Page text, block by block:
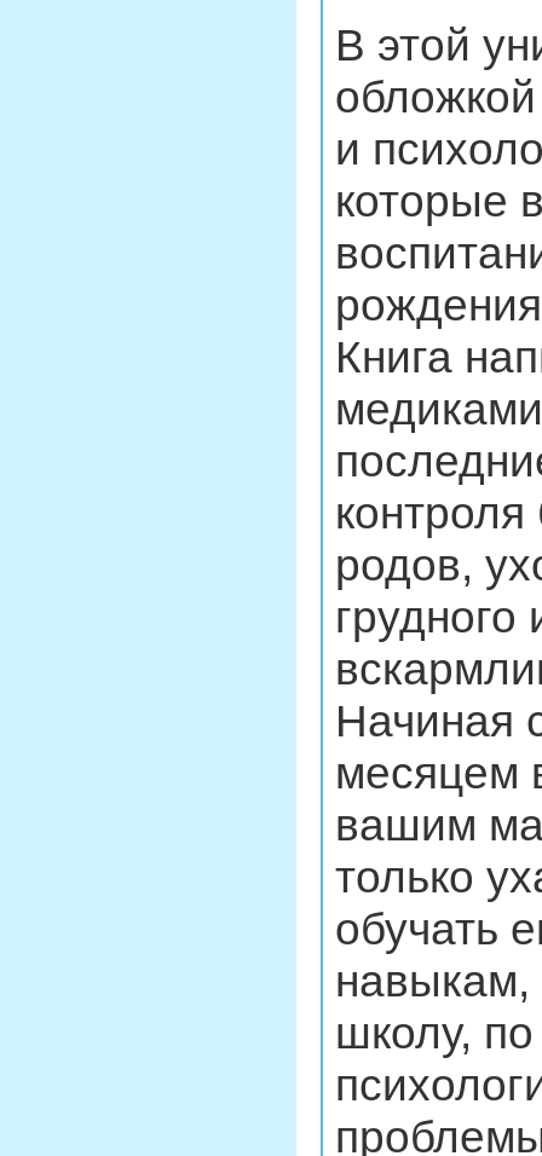
В этой
и
которые
Книга
родов,
грудного
Начиная
месяцем
вашим
только
обучать
навыкам,
школу,